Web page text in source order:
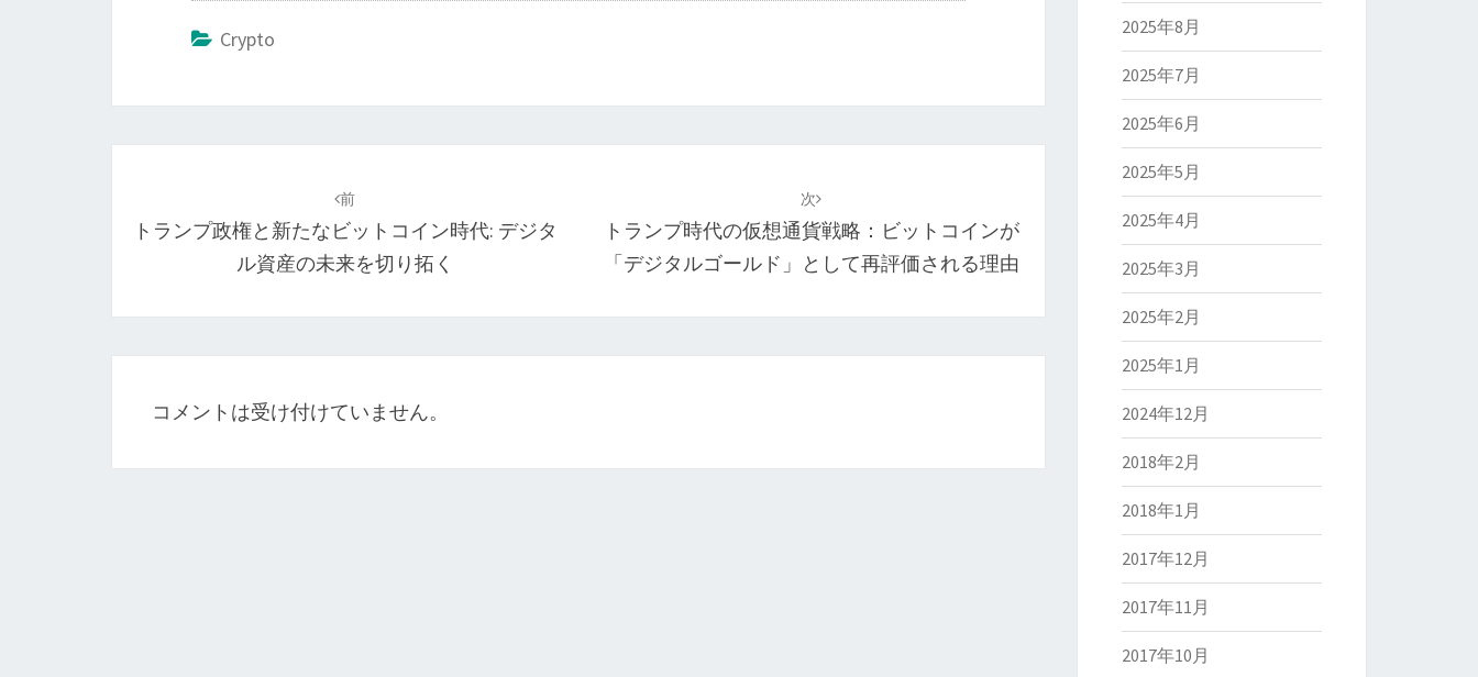
Crypto
ナ
ゲ
ー
ン
前
トランプ政権と新たなビットコイン時代: デジタ
ル資産の未来を切り拓く
次
トランプ時代の仮想通貨戦略：ビットコインが
「デジタルゴールド」として再評価される理由
コメントは受け付けていません。
2025年8月
2025年7月
2025年6月
2025年5月
2025年4月
2025年3月
2025年2月
2025年1月
2024年12月
2018年2月
2018年1月
2017年12月
2017年11月
2017年10月